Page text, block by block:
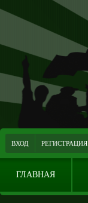
ВХОД РЕГИСТРАЦИЯ
ГЛАВНАЯ